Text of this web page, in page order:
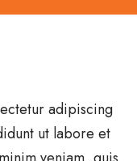
adipiscing
ut labore et